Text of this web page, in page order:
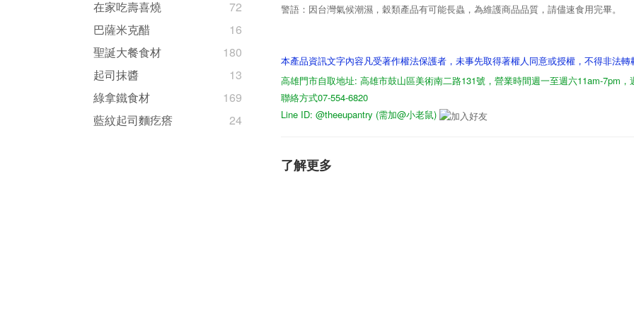
在家吃壽喜燒
72
巴薩米克醋
16
聖誕大餐食材
180
起司抹醬
13
綠拿鐵食材
169
藍紋起司麵疙瘩
24
警語：因台灣氣候潮濕，穀類產品有可能長蟲，為維護商品品質，請儘速食用完畢。
本產品資訊文字內容凡受著作權法保護者，未事先取得著權人同意或授權，不得非法轉
高雄門市自取地址: 高雄市鼓山區美術南二路131號，營業時間週一至週六11am-7pm，
聯絡方式07-554-6820
Line ID: @theeupantry (需加@小老鼠)
了解更多